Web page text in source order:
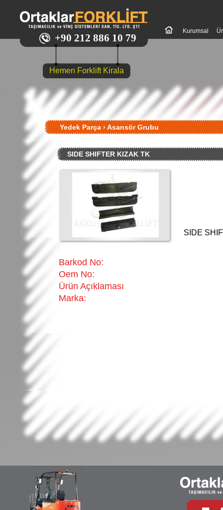
+90 212 886 10 79
Hemen Forklift Kirala
Kurumsal
Yedek Parça › Asansör Grubu
SIDE SHIFTER KIZAK TK
SIDE
Barkod No:
Oem No:
Ürün Açıklaması
Marka: